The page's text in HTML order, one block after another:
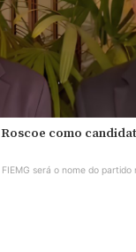
como
será o nome do